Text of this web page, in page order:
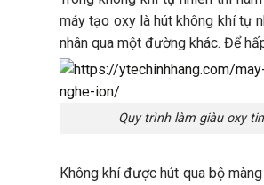
máy tạo oxy là hút không khí tự
nhân qua một đường khác. Để
Quy trình làm giàu oxy
Không khí được hút qua bộ